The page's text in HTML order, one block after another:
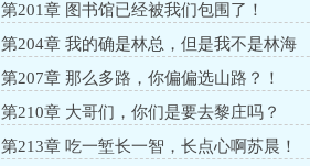
第201章 图书馆已经被我们包围了！
第204章 我的确是林总，但是我不是林海
第207章 那么多路，你偏偏选山路？！
第210章 大哥们，你们是要去黎庄吗？
第213章 吃一堑长一智，长点心啊苏晨！